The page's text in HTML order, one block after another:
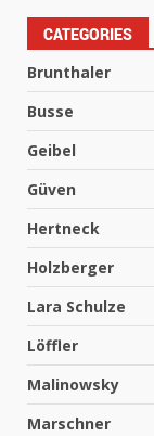
CATEGORIES
Brunthaler
Busse
Geibel
Güven
Hertneck
Holzberger
Lara Schulze
Löffler
Malinowsky
Marschner